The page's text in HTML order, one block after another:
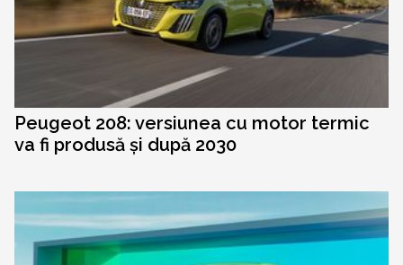
Peugeot 208: versiunea cu motor termic
va fi produsă și după 2030